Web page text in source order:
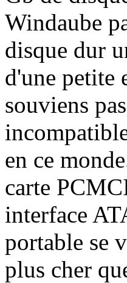
Windaube
disque dur
d'une petite
souviens
en ce
carte
interface
portable se
plus cher